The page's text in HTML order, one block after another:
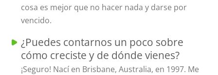
cosa es mejor que no hacer nada y darse por
vencido.
¿Puedes contarnos un poco sobre
cómo creciste y de dónde vienes?
¡Seguro! Nací en Brisbane, Australia, en 1997. Me